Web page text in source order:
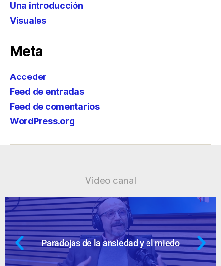
Una introducción
Visuales
Meta
Acceder
Feed de entradas
Feed de comentarios
WordPress.org
Vídeo canal
ansiedad y el miedo Ansiedad: